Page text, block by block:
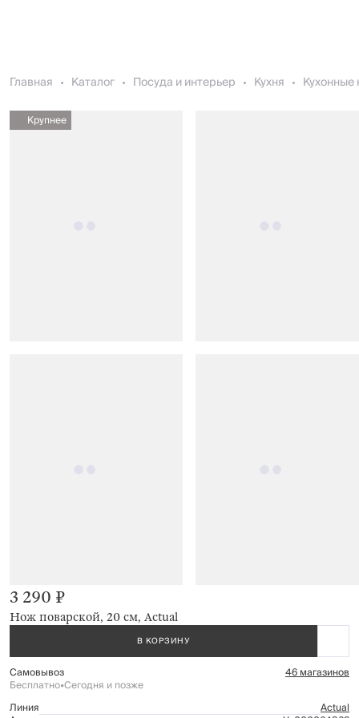
Главная Каталог Посуда и интерьер Кухня Кухонные
Крупнее
Нож поварской, 20 см, Actual
3 290 ₽
В КОРЗИНУ
Самовывоз 46 магазинов
Бесплатно•Сегодня и позже
Линия
Actual